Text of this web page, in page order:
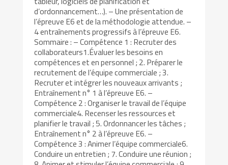
d’ordonnancement…). – Une présentation de
l’épreuve E6 et de la méthodologie attendue. –
4 entraînements progressifs à l’épreuve E6.
Sommaire : – Compétence 1 : Recruter des
collaborateurs1.Évaluer les besoins en
compétences et en personnel ; 2. Préparer le
recrutement de l’équipe commerciale ; 3.
Recruter et intégrer les nouveaux arrivants ;
Entraînement n° 1 à l’épreuve E6. –
Compétence 2 : Organiser le travail de l’équipe
commerciale4. Recenser les ressources et
planifier le travail ; 5. Ordonnancer les tâches ;
Entraînement n° 2 à l’épreuve E6. –
Compétence 3 : Animer l’équipe commerciale6.
Conduire un entretien ; 7. Conduire une réunion ;